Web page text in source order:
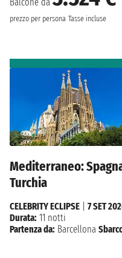
Balcone da
prezzo per persona Tasse incluse
Mediterraneo:
Turchia
CELEBRITY ECLIPSE
7 SET
Durata: 11 notti
Partenza da: Barcellona